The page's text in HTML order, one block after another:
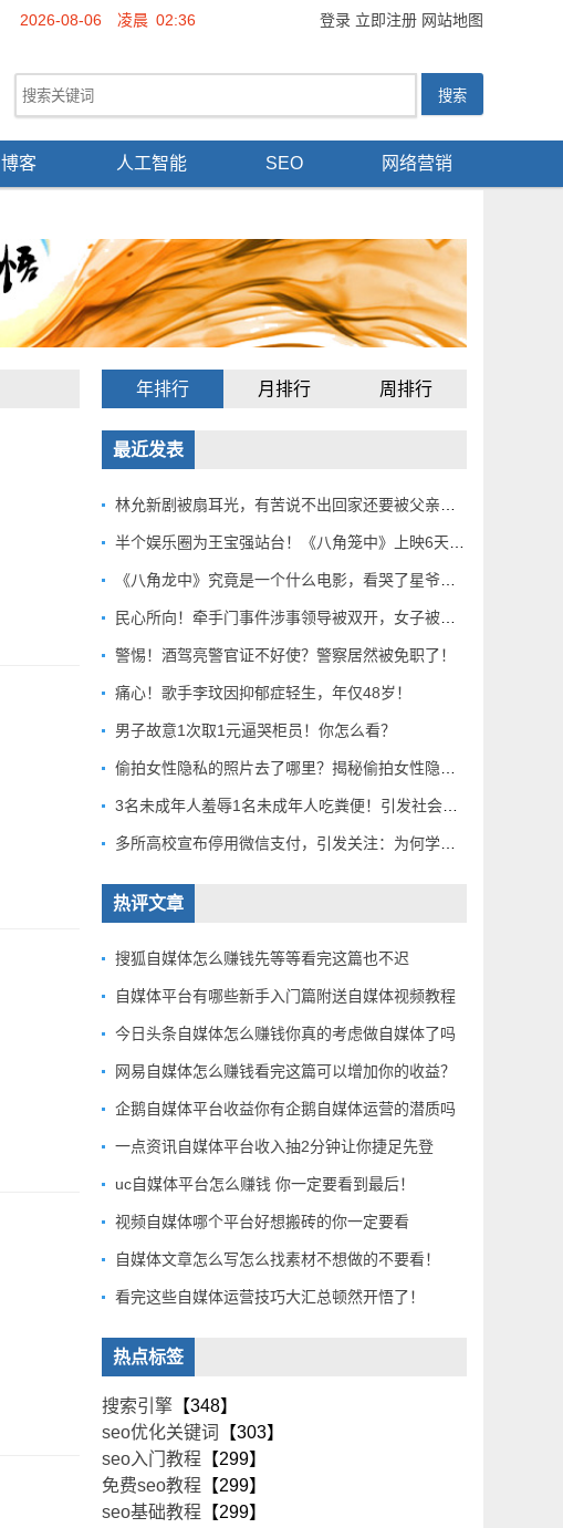
登录 立即注册 网站地图
2026-08-06 凌晨 02:36
博客 人工智能 SEO 网络营销
年排行 月排行 周排行
最近发表
警惕！酒驾亮警官证不好使？警察居然被免职了！
痛心！歌手李玟因抑郁症轻生，年仅48岁！
男子故意1次取1元逼哭柜员！你怎么看？
热评文章
搜狐自媒体怎么赚钱先等等看完这篇也不迟
自媒体平台有哪些新手入门篇附送自媒体视频教程
今日头条自媒体怎么赚钱你真的考虑做自媒体了吗
网易自媒体怎么赚钱看完这篇可以增加你的收益？
企鹅自媒体平台收益你有企鹅自媒体运营的潜质吗
一点资讯自媒体平台收入抽2分钟让你捷足先登
uc自媒体平台怎么赚钱 你一定要看到最后！
视频自媒体哪个平台好想搬砖的你一定要看
自媒体文章怎么写怎么找素材不想做的不要看！
看完这些自媒体运营技巧大汇总顿然开悟了！
热点标签
搜索引擎 【348】
seo优化关键词
【303】
seo入门教程 【299】
免费seo教程 【299】
seo基础教程 【299】